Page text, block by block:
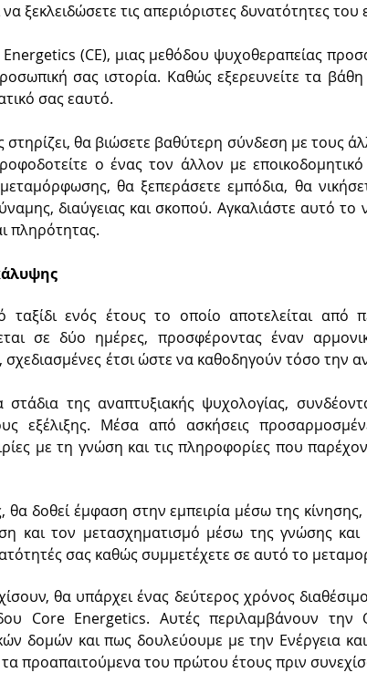
ξεκλειδώσετε τις απεριόριστες δυνατότητες
(CE), μιας μεθόδου ψυχοθεραπείας
σας ιστορία. Καθώς εξερευνείτε τα
σας εαυτό.
θα βιώσετε βαθύτερη σύνδεση με τους
ο ένας τον άλλον με
θα ξεπεράσετε εμπόδια, θα
διαύγειας και σκοπού. Αγκαλιάστε αυτό το
πληρότητας.
ταξίδι ενός έτους το οποίο αποτελείται από
σε δύο ημέρες, προσφέροντας έναν
έτσι ώστε να καθοδηγούν τόσο την
της αναπτυξιακής ψυχολογίας,
εξέλιξης. Μέσα από ασκήσεις
με τη γνώση και τις πληροφορίες που
θα δοθεί έμφαση στην εμπειρία μέσω της
και τον μετασχηματισμό μέσω της γνώσης
σας καθώς συμμετέχετε σε αυτό το
θα υπάρχει ένας δεύτερος χρόνος
Core Energetics. Αυτές περιλαμβάνουν την
δομών και πως δουλεύουμε με την Ενέργεια
προαπαιτούμενα του πρώτου έτους πριν